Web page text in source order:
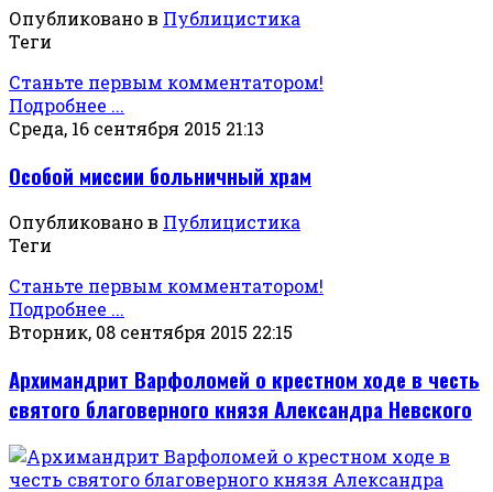
Опубликовано в Публицистика
Теги
Станьте первым комментатором!
Подробнее ...
Среда, 16 сентября 2015 21:13
Особой миссии больничный храм
Опубликовано в Публицистика
Теги
Станьте первым комментатором!
Подробнее ...
Вторник, 08 сентября 2015 22:15
Архимандрит Варфоломей о крестном ходе в честь
святого благоверного князя Александра Невского